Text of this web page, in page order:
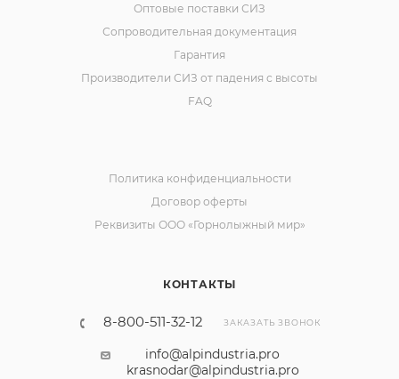
Оптовые поставки СИЗ
Сопроводительная документация
Гарантия
Производители СИЗ от падения с высоты
FAQ
КОНТАКТЫ
8-800-511-32-12 ЗАКАЗАТЬ ЗВОНОК
info@alpindustria.pro
krasnodar@alpindustria.pro
Политика конфиденциальности
Договор оферты
Реквизиты ООО «Горнолыжный мир»